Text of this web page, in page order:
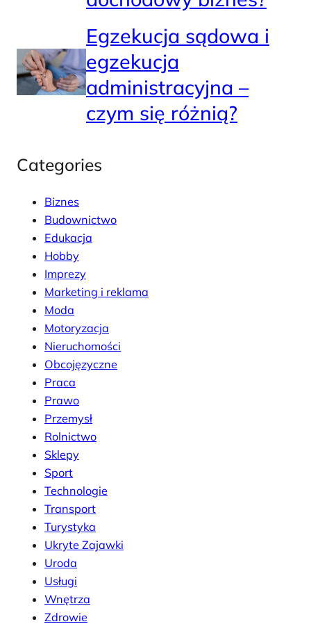
Egzekucja sądowa i
egzekucja
administracyjna –
czym się różnią?
Categories
Biznes
Budownictwo
Edukacja
Hobby
Imprezy
Marketing i reklama
Moda
Motoryzacja
Nieruchomości
Obcojęzyczne
Praca
Prawo
Przemysł
Rolnictwo
Sklepy
Sport
Technologie
Transport
Turystyka
Ukryte Zajawki
Uroda
Usługi
Wnętrza
Zdrowie